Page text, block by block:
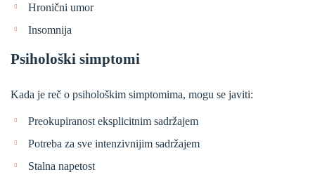
Hronični umor
Insomnija
Psihološki simptomi
Kada je reč o psihološkim simptomima, mogu se javiti:
Preokupiranost eksplicitnim sadržajem
Potreba za sve intenzivnijim sadržajem
Stalna napetost